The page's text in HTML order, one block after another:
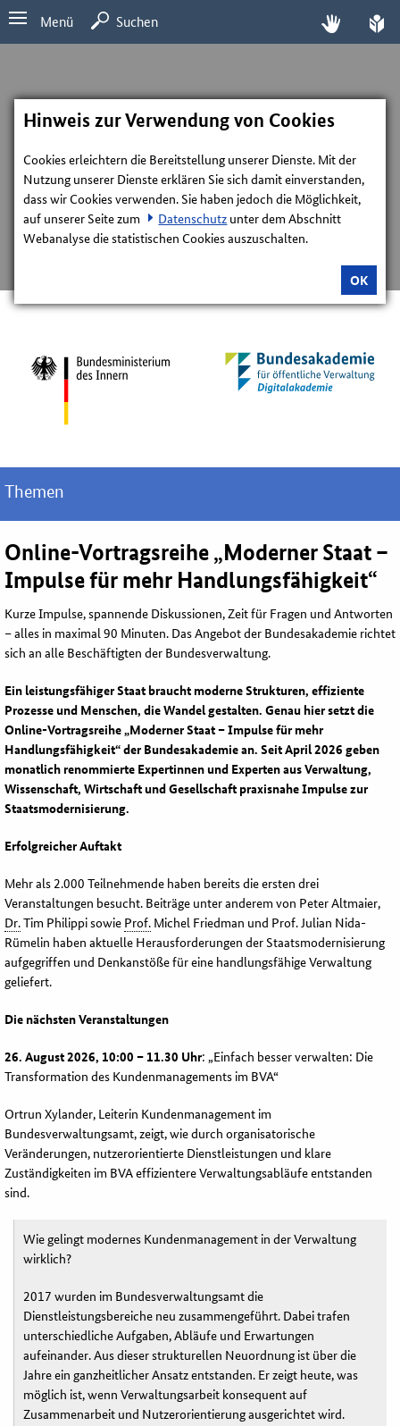
Menü Suchen
Hinweis zur Verwendung von Cookies
Cookies erleichtern die Bereitstellung unserer Dienste. Mit der
Nutzung unserer Dienste erklären Sie sich damit einverstanden,
dass wir Cookies verwenden. Sie haben jedoch die Möglichkeit,
auf unserer Seite zum
Datenschutz unter dem Abschnitt
Webanalyse die statistischen Cookies auszuschalten.
OK
Themen
Online-Vortragsreihe „Moderner Staat –
Impulse für mehr Handlungsfähigkeit“
Kurze Impulse, spannende Diskussionen, Zeit für Fragen und Antworten
– alles in maximal 90 Minuten. Das Angebot der Bundesakademie richtet
sich an alle Beschäftigten der Bundesverwaltung.
Ein leistungsfähiger Staat braucht moderne Strukturen, effiziente
Prozesse und Menschen, die Wandel gestalten. Genau hier setzt die
Online-Vortragsreihe „Moderner Staat – Impulse für mehr
Handlungsfähigkeit“ der Bundesakademie an. Seit April 2026 geben
monatlich renommierte Expertinnen und Experten aus Verwaltung,
Wissenschaft, Wirtschaft und Gesellschaft praxisnahe Impulse zur
Staatsmodernisierung.
Erfolgreicher Auftakt
Mehr als 2.000 Teilnehmende haben bereits die ersten drei
Veranstaltungen besucht. Beiträge unter anderem von Peter Altmaier,
Dr.Tim Philippi sowie Prof. Michel Friedman und Prof. Julian Nida-
Rümelin haben aktuelle Herausforderungen der Staatsmodernisierung
aufgegriffen und Denkanstöße für eine handlungsfähige Verwaltung
geliefert.
Die nächsten Veranstaltungen
26. August 2026, 10:00 – 11.30 Uhr: „Einfach besser verwalten: Die
Transformation des Kundenmanagements im BVA“
Ortrun Xylander, Leiterin Kundenmanagement im
Bundesverwaltungsamt, zeigt, wie durch organisatorische
Veränderungen, nutzerorientierte Dienstleistungen und klare
Zuständigkeiten im BVA effizientere Verwaltungsabläufe entstanden
sind.
Wie gelingt modernes Kundenmanagement in der Verwaltung
wirklich?
2017 wurden im Bundesverwaltungsamt die
Dienstleistungsbereiche neu zusammengeführt. Dabei trafen
unterschiedliche Aufgaben, Abläufe und Erwartungen
aufeinander. Aus dieser strukturellen Neuordnung ist über die
Jahre ein ganzheitlicher Ansatz entstanden. Er zeigt heute, was
möglich ist, wenn Verwaltungsarbeit konsequent auf
Zusammenarbeit und Nutzerorientierung ausgerichtet wird.